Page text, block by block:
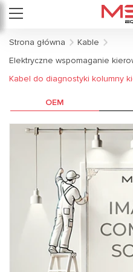
Strona główna
Kable
Elektryczne wspomaganie
Kabel do diagnostyki kolumny
OEM